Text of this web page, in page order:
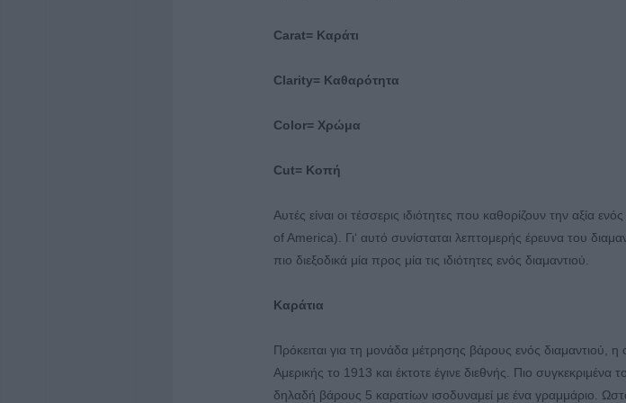
Carat= Καράτι
Clarity= Καθαρότητα
Color= Χρώμα
Cut= Κοπή
Αυτές είναι οι τέσσερις ιδιότητες που καθορίζουν την αξία
of America). Γι‘ αυτό συνίσταται λεπτομερής έρευνα του
πιο διεξοδικά μία προς μία τις ιδιότητες ενός διαμαντιού.
Καράτια
Πρόκειται για τη μονάδα μέτρησης βάρους ενός διαμαντιού, η
Αμερικής το 1913 και έκτοτε έγινε διεθνής. Πιο συγκεκριμένα
δηλαδή βάρους 5 καρατίων ισοδυναμεί με ένα γραμμάριο.